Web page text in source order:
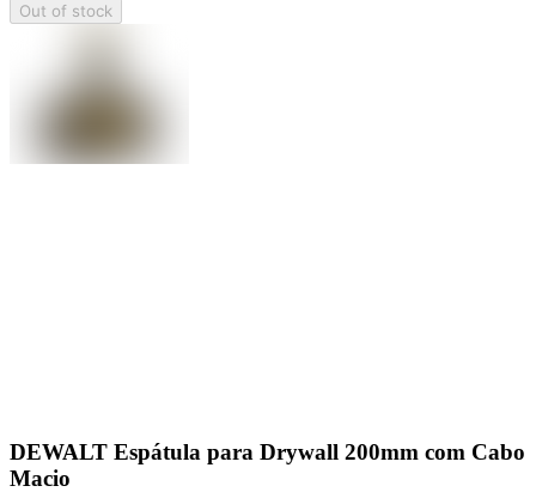
Out of stock
DEWALT Espátula para Drywall 200mm com Cabo
Macio